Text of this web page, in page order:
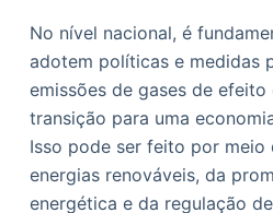
No nível nacional, é
adotem políticas e medidas
emissões de gases de
transição para uma
Isso pode ser feito por meio
energias renováveis, da
energética e da regulação